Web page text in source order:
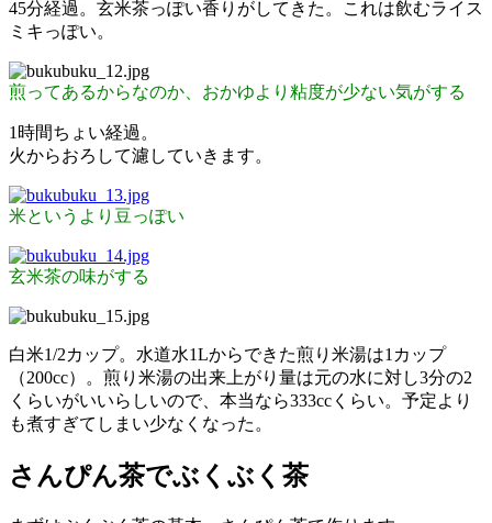
45分経過。玄米茶っぽい香りがしてきた。これは飲むライス
ミキっぽい。
煎ってあるからなのか、おかゆより粘度が少ない気がする
1時間ちょい経過。
火からおろして濾していきます。
米というより豆っぽい
玄米茶の味がする
白米1/2カップ。水道水1Lからできた煎り米湯は1カップ
（200cc）。煎り米湯の出来上がり量は元の水に対し3分の2
くらいがいいらしいので、本当なら333ccくらい。予定より
も煮すぎてしまい少なくなった。
さんぴん茶でぶくぶく茶